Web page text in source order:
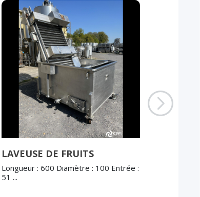
LAVEUSE DE FRUITS
Longueur : 600 Diamètre : 100 Entrée :
51 ...